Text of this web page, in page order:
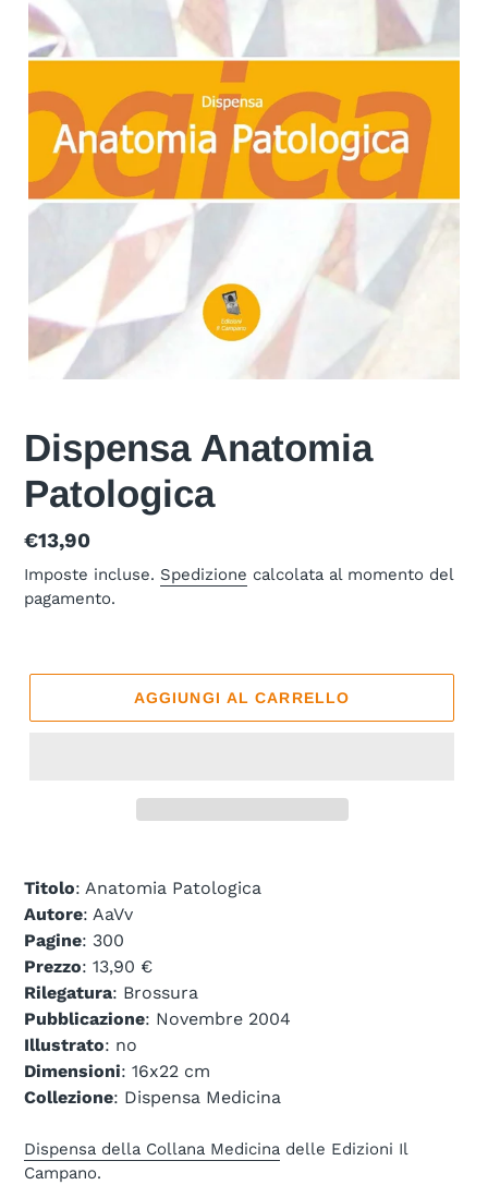
Dispensa Anatomia
Patologica
Prezzo
di
listino
€13,90
Imposte incluse. Spedizione calcolata al momento del
pagamento.
AGGIUNGI AL CARRELLO
Titolo: Anatomia Patologica
Autore: AaVv
Pagine: 300
Prezzo: 13,90 €
Rilegatura: Brossura
Pubblicazione: Novembre 2004
Illustrato: no
Dimensioni: 16x22 cm
Collezione: Dispensa Medicina
Dispensa della Collana Medicina delle Edizioni Il
Campano.